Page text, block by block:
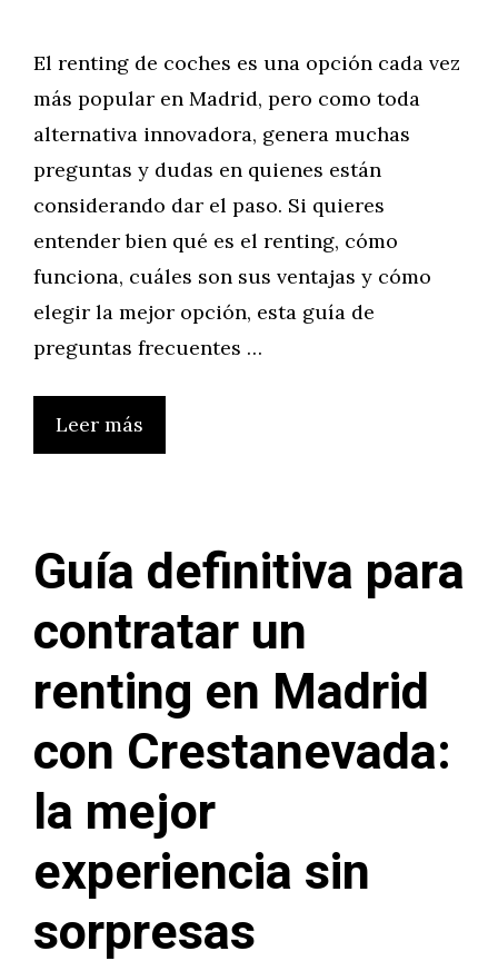
El renting de coches es una opción cada vez
más popular en Madrid, pero como toda
alternativa innovadora, genera muchas
preguntas y dudas en quienes están
considerando dar el paso. Si quieres
entender bien qué es el renting, cómo
funciona, cuáles son sus ventajas y cómo
elegir la mejor opción, esta guía de
preguntas frecuentes …
Leer más
Guía definitiva para
contratar un
renting en Madrid
con Crestanevada:
la mejor
experiencia sin
sorpresas